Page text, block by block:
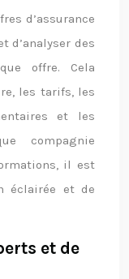
d’assurance
d’analyser des
offre. Cela
les tarifs, les
et les
compagnie
il est
éclairée et de
et de